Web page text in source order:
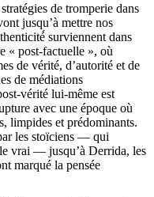
de tromperie dans
jusqu’à mettre nos
surviennent dans
« post-factuelle », où
de vérité, d’autorité et de
de médiations
vérité lui-même est
avec une époque où
limpides et prédominants.
les stoïciens — qui
vrai — jusqu’à Derrida, les
marqué la pensée